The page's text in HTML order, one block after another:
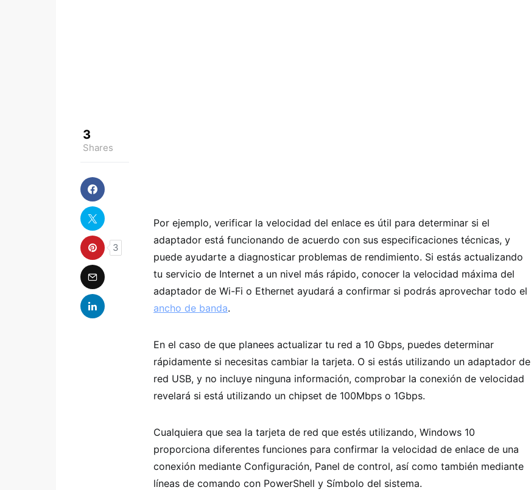
3
Shares
3
Por ejemplo, verificar la velocidad del enlace es útil para determinar si el
adaptador está funcionando de acuerdo con sus especificaciones técnicas, y
puede ayudarte a diagnosticar problemas de rendimiento. Si estás actualizando
tu servicio de Internet a un nivel más rápido, conocer la velocidad máxima del
adaptador de Wi-Fi o Ethernet ayudará a confirmar si podrás aprovechar todo el
ancho de banda.
En el caso de que planees actualizar tu red a 10 Gbps, puedes determinar
rápidamente si necesitas cambiar la tarjeta. O si estás utilizando un adaptador de
red USB, y no incluye ninguna información, comprobar la conexión de velocidad
revelará si está utilizando un chipset de 100Mbps o 1Gbps.
Cualquiera que sea la tarjeta de red que estés utilizando, Windows 10
proporciona diferentes funciones para confirmar la velocidad de enlace de una
conexión mediante Configuración, Panel de control, así como también mediante
líneas de comando con PowerShell y Símbolo del sistema.